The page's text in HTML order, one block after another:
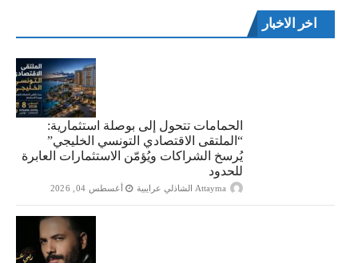
اخر الاخبار
الحمامات تتحول إلى بوصلة استثمارية:
“الملتقى الاقتصادي التونسي الخليجي”
يُرسخ الشراكات ويُؤمّن الاستثمارات العابرة
للحدود
Attayma الشاذلي عرايبية أغسطس 04, 2026